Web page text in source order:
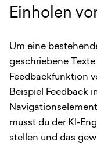
Einholen
Um eine
geschriebene
Feedbackfunktion
Beispiel Feedback
musst du der KI-
stellen und das